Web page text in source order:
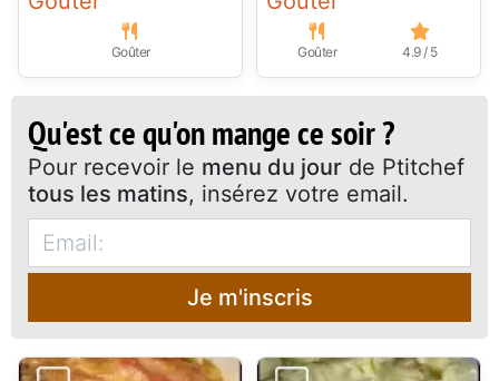
Goûter Goûter 4.9 / 5
Qu'est ce qu'on mange ce soir ?
Pour recevoir le menu du jour de Ptitchef
tous les matins, insérez votre email.
Je m'inscris